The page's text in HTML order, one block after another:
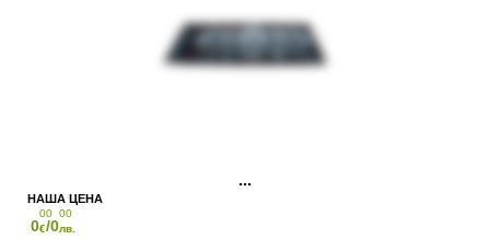
0
00
€/0
00
лв.